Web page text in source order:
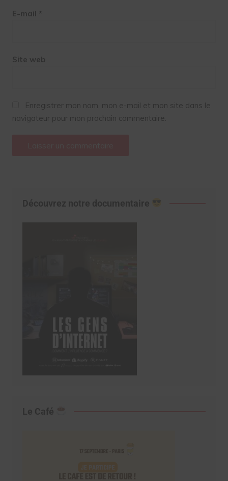
E-mail *
Site web
Enregistrer mon nom, mon e-mail et mon site dans le
navigateur pour mon prochain commentaire.
Découvrez notre documentaire
Le Café